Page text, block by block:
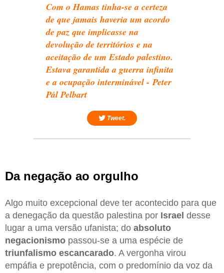
Com o Hamas tinha-se a certeza
de que jamais haveria um acordo
de paz que implicasse na
devolução de territórios e na
aceitação de um Estado palestino.
Estava garantida a guerra infinita
e a ocupação interminável - Peter
Pál Pelbart
Tweet.
Da negação ao orgulho
Algo muito excepcional deve ter acontecido para que
a denegação da questão palestina por Israel desse
lugar a uma versão ufanista; do absoluto
negacionismo passou-se a uma espécie de
triunfalismo escancarado. A vergonha virou
empáfia e prepotência, com o predomínio da voz da